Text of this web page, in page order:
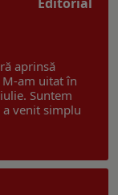
aprinsă
am uitat în
Suntem
venit simplu